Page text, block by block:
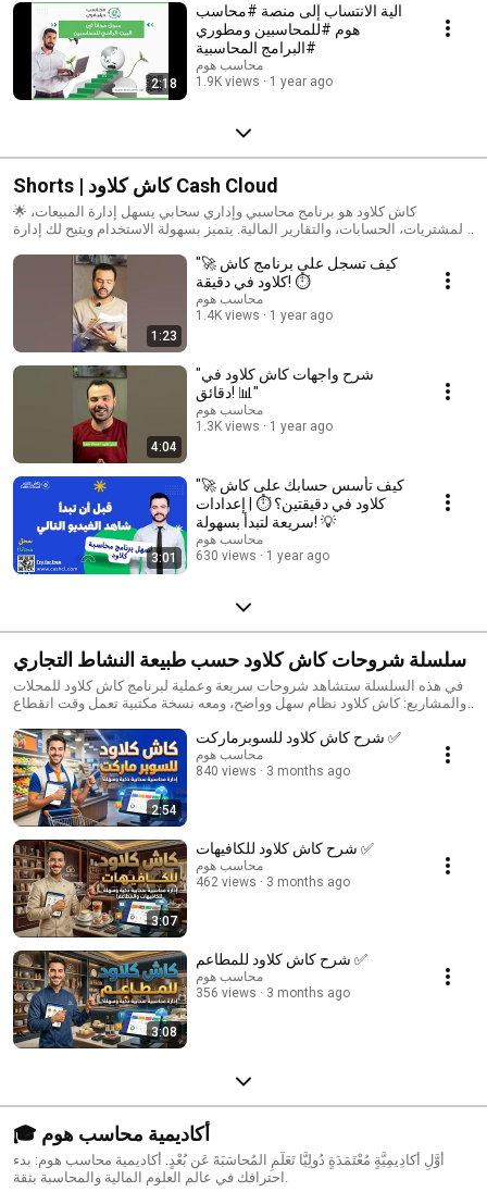
2:18
الية الانتساب إلى منصة #محاسب
هوم #للمحاسبين ومطوري
#البرامج المحاسبية
محاسب هوم
1.9K views
1 year ago
Shorts | كاش كلاود Cash Cloud
🌟 كاش كلاود هو برنامج محاسبي وإداري سحابي يسهل إدارة المبيعات،
المشتريات، الحسابات، والتقارير المالية. يتميز بسهولة الاستخدام ويتيح لك إدارة
based accounting and management software that helps manage sales,
purchases, accounts, and financial reports. It allows you to manage your
business from anywhere, at any time.
1:23
"🚀 كيف تسجل على برنامج كاش
كلاود في دقيقة! ⏱️
محاسب هوم
1.4K views
1 year ago
4:04
"شرح واجهات كاش كلاود في
دقائق! 📊"
محاسب هوم
1.3K views
1 year ago
3:01
"🚀 كيف تأسس حسابك على كاش
كلاود في دقيقتين؟ ⏱️ | إعدادات
سريعة لتبدأ بسهولة! 💡
محاسب هوم
630 views
1 year ago
سلسلة شروحات كاش كلاود حسب طبيعة النشاط التجاري
✅
في هذه السلسلة ستشاهد شروحات سريعة وعملية لبرنامج كاش كلاود للمحلات
والمشاريع: كاش كلاود نظام سهل وواضح، ومعه نسخة مكتبية تعمل وقت انقطاع
في دقيقة https://cashcl.com/business/register
2:54
شرح كاش كلاود للسوبرماركت ✅
محاسب هوم
840 views
3 months ago
3:07
شرح كاش كلاود للكافيهات ✅
محاسب هوم
462 views
3 months ago
3:08
شرح كاش كلاود للمطاعم ✅
محاسب هوم
356 views
3 months ago
🎓 أكاديمية محاسب هوم
أَوَّلِ أَكادِيمِيَّةٍ مُعْتَمَدَةٍ دُولِيًّا تَعَلَّمِ المُحاسَبَةَ عَن بُعْدٍ. أكاديمية محاسب هوم: بدء